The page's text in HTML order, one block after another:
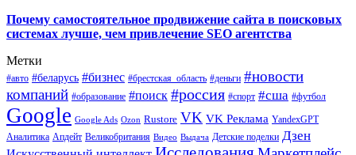
Почему самостоятельное продвижение сайта в поисковых
системах лучше, чем привлечение SEO агентства
Метки
#авто #беларусь #бизнес #брестская_область #деньги #новости
компаний #образование #поиск #россия #спорт #сша #футбол
Google Google Ads Ozon Rustore VK VK Реклама YandexGPT
Аналитика Апдейт Великобритания Видео Выдача Детские поделки Дзен